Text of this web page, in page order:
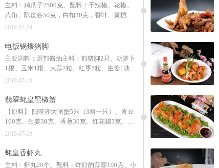
主料：鸡爪子2500克。配料：干辣椒、花椒、
八角、陈皮各50克，白扣20克，香叶、黄栀
子、草果、沙姜、香菜籽、沙姜、白芷、孜然粒
排骨酱150克、厨邦海鲜酱100克、厨邦鸡粉5
克、蒜蓉辣椒酱100克。
2019-07-19
电饭锅煨猪脚
主要调料：厨邦酱油主料：前猪脚2只、胡萝卜
1根、玉米1根、大蒜2粒、红枣5粒、生姜1块15
克、香葱30克、桂皮1小块、八角3粒、陈皮1小
2019-07-19
翡翠蚝皇黑椒蟹
【原料】 阳澄湖大闸蟹5只（3两一只）、青豆
100克、生姜30克、香葱30克、红花椒3克、桂
皮3克、香叶2克、蒜末10克。【调料】 厨邦渔
花生油50克、厨邦鸡粉35克、黑椒碎3克、冰糖
100克。
2019-07-19
蚝皇香虾丸
主料：虾丸20个。配料：炸好的蒜蓉100克、小